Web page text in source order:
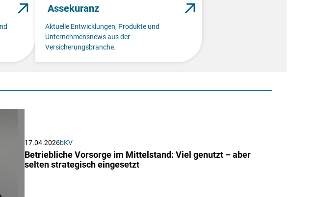
Assekuranz
Aktuelle Entwicklungen, Produkte und
Unternehmensnews aus der
Versicherungsbranche.
17.04.2026bKV
Betriebliche Vorsorge im Mittelstand: Viel genutzt – aber
selten strategisch eingesetzt